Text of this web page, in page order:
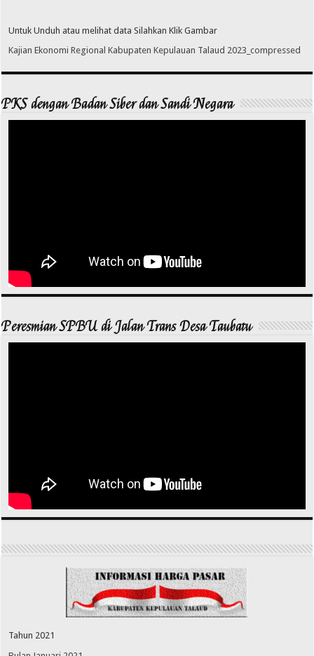
Untuk Unduh atau melihat data Silahkan Klik Gambar
Kajian Ekonomi Regional Kabupaten Kepulauan Talaud 2023_compressed
PKS dengan Badan Siber dan Sandi Negara
Peresmian SPBU di Jalan Trans Desa Taubatu
Tahun 2021